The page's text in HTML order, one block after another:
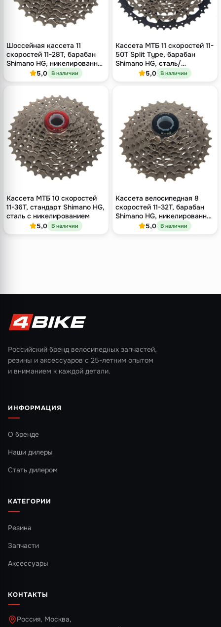
Шоссейная кассета 11
скоростей 11-28T, барабан
Shimano HG, никелированная
5,0 В наличии
Кассета МТБ 11 скоростей 11-
50T Split Type, барабан
Shimano HG, сталь/
алюминий5,0 В наличии
Кассета МТБ 10 скоростей
11-36T, стандарт Shimano HG,
сталь с никелированием
5,0 В наличии
Кассета велосипедная 8
скоростей 11-32T, барабан
Shimano HG, никелированная
5,0 В наличии
Российский бренд велосипедных запчастей,
резины и аксессуаров с 25-летним опытом
и вниманием к каждой детали.
ИНФОРМАЦИЯ
О бренде
Наши дилеры
Стать дилером
КАТЕГОРИИ
Резина
Запчасти
Аксессуары
КОНТАКТЫ
Россия, Москва,